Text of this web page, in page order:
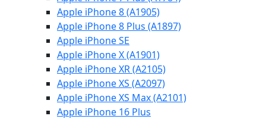
Apple iPhone 8 (A1905)
Apple iPhone 8 Plus (A1897)
Apple iPhone SE
Apple iPhone X (A1901)
Apple iPhone XR (A2105)
Apple iPhone XS (A2097)
Apple iPhone XS Max (A2101)
Apple iPhone 16 Plus